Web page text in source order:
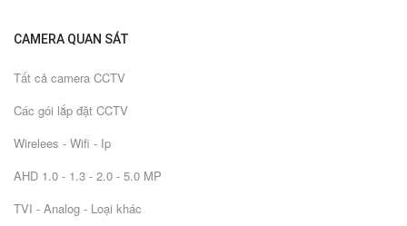
CAMERA QUAN SÁT
Tất cả camera CCTV
Các gói lắp đặt CCTV
Wirelees - Wifi - Ip
AHD 1.0 - 1.3 - 2.0 - 5.0 MP
TVI - Analog - Loại khác